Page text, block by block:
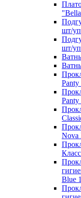
шт/
шт/
Nova
Blue